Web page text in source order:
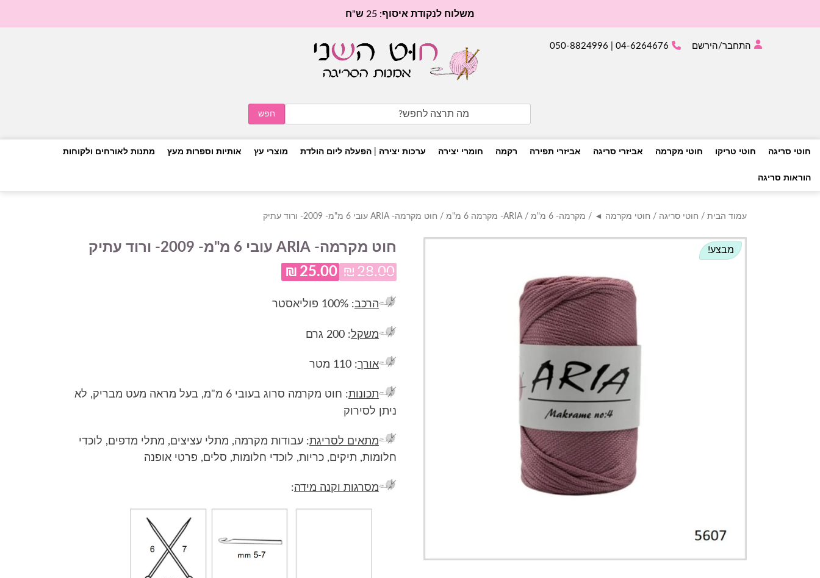
משלוח לנקודת איסוף: 25 ש"ח
for:
התחבר/הירשם 04-6264676 | 050-8824996
חוטי סריגה חוטי טריקו חוטי מקרמה אביזרי סריגה אביזרי תפירה רקמה חומרי יצירה ערכות יצירה | הפעלה ליום הולדת מוצרי עץ אותיות וספרות מעץ מתנות לאורחים ולקוחות
הוראות סריגה
עמוד הבית / חוטי סריגה / חוטי מקרמה ◄ / מקרמה- 6 מ"מ /ARIA- מקרמה 6 מ"מ / חוט מקרמה- ARIA עובי 6 מ"מ- 2009- ורוד עתיק
מבצע!
חוט מקרמה- ARIA עובי 6 מ"מ- 2009- ורוד עתיק
₪ 28.00
המחיר
המקורי
₪28.00.
₪ 25.00
הרכב: 100% פוליאסטר
משקל: 200 גרם
אורך: 110 מטר
תכונות
: חוט מקרמה סרוג בעובי 6 מ"מ, בעל מראה מעט מבריק, לא
ניתן לסירוק
מתאים לסריגת: עבודות מקרמה, מתלי עציצים, מתלי מדפים, לוכדי
חלומות, תיקים, כריות, לוכדי חלומות, סלים, פרטי אופנה
מסרגות וקנה מידה: